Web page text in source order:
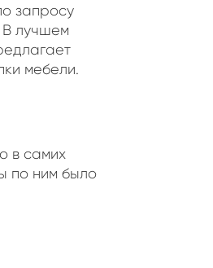
запросу
В лучшем
мебели.
в самих
по ним было